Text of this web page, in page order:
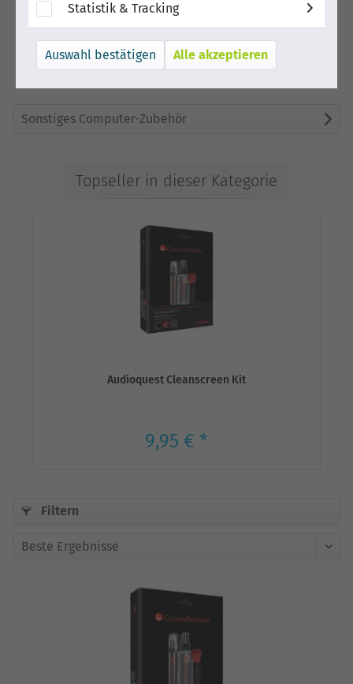
Statistik & Tracking
Alle akzeptieren
Sonstiges Computer-Zubehör
Topseller in dieser Kategorie
Audioquest Cleanscreen Kit
9,95 € *
Filtern